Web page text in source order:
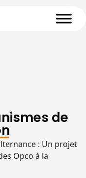
de
: Un projet
Opco à la